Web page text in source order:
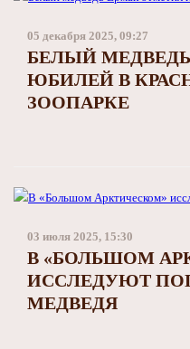
05 декабря 2025, 09:27
БЕЛЫЙ
ЮБИЛЕЙ В
ЗООПАРКЕ
03 июля 2025, 15:30
В «БОЛЬШОМ
ИССЛЕДУЮТ
МЕДВЕДЯ